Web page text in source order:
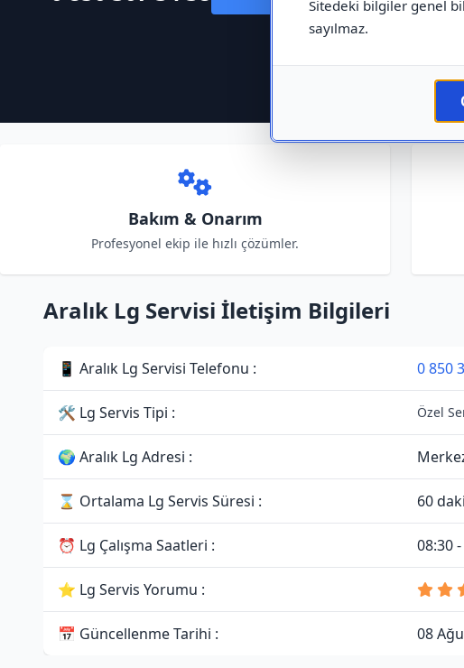
Sitedeki bilgiler genel
sayılmaz.
Bakım & Onarım
Profesyonel ekip ile hızlı çözümler.
Aralık Lg Servisi İletişim Bilgileri
📱 Aralık Lg Servisi Telefonu : 0 850
🛠 Lg Servis Tipi : Özel
🌍 Aralık Lg Adresi :
⌛ Ortalama Lg Servis Süresi : 60
⏰ Lg Çalışma Saatleri : 08:30
⭐ Lg Servis Yorumu :
📅 Güncellenme Tarihi : 08